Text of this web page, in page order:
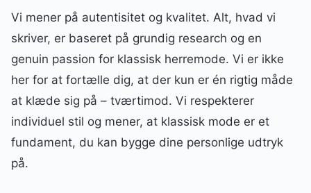
Vi mener på autentisitet og kvalitet. Alt, hvad vi
skriver, er baseret på grundig research og en
genuin passion for klassisk herremode. Vi er ikke
her for at fortælle dig, at der kun er én rigtig måde
at klæde sig på – tværtimod. Vi respekterer
individuel stil og mener, at klassisk mode er et
fundament, du kan bygge dine personlige udtryk
på.